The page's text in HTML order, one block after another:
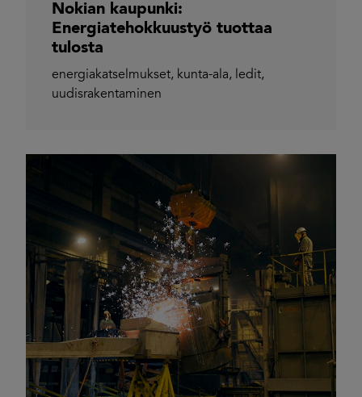
Nokian kaupunki:
Energiatehokkuustyö tuottaa
tulosta
energiakatselmukset, kunta-ala, ledit,
uudisrakentaminen